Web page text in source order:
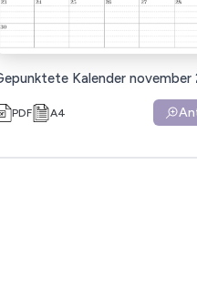
Kalender november
PDF A4